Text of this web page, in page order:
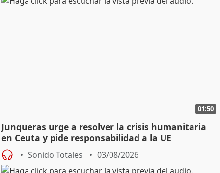
01:50
Junqueras urge a resolver la crisis humanitaria
en Ceuta y pide responsabilidad a la UE
Sonido Totales 03/08/2026